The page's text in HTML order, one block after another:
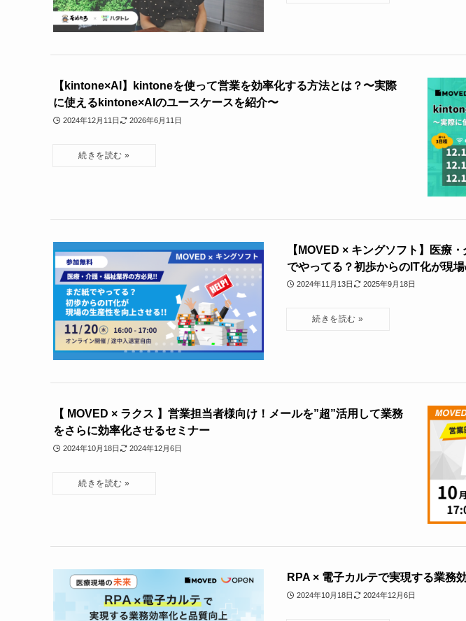
【kintone×AI】kintoneを使って営業を効率化する方法とは？〜実際
に使えるkintone×AIのユースケースを紹介〜
2024年12月11日 2026年6月11日
【MOVED × キングソフト】医療
でやってる？初歩からのIT化が現
2024年11月13日 2025年9月18日
【 MOVED × ラクス 】営業担当者様向け！メールを”超”活用して業務
をさらに効率化させるセミナー
2024年10月18日 2024年12月6日
RPA × 電子カルテで実現する業務
2024年10月18日 2024年12月6日